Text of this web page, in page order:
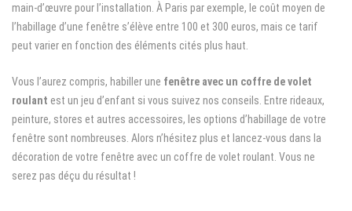
main-d’œuvre pour l’installation. À Paris par exemple, le coût moyen de
l’habillage d’une fenêtre s’élève entre 100 et 300 euros, mais ce tarif
peut varier en fonction des éléments cités plus haut.
Vous l’aurez compris, habiller une fenêtre avec un coffre de volet
roulant est un jeu d’enfant si vous suivez nos conseils. Entre rideaux,
peinture, stores et autres accessoires, les options d’habillage de votre
fenêtre sont nombreuses. Alors n’hésitez plus et lancez-vous dans la
décoration de votre fenêtre avec un coffre de volet roulant. Vous ne
serez pas déçu du résultat !